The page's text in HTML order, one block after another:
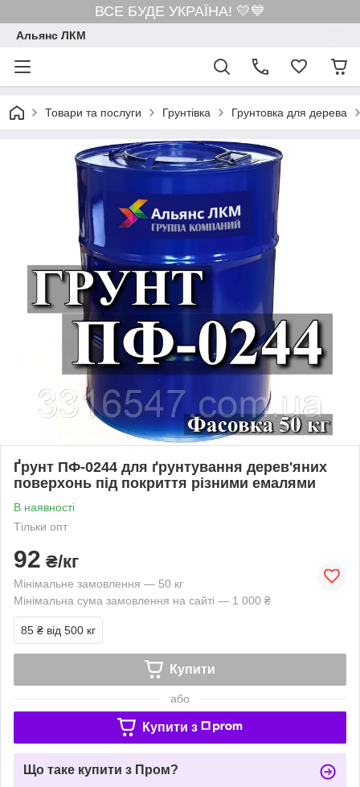
ВСЕ БУДЕ УКРАЇНА! 💛💙
Альянс ЛКМ
Товари та послуги Грунтівка Грунтовка для дерева
Ґрунт ПФ-0244 для ґрунтування дерев'яних
поверхонь під покриття різними емалями
В наявності
Тільки опт
92 ₴/кг
Мінімальне замовлення — 50 кг
Мінімальна сума замовлення на сайті — 1 000 ₴
85 ₴ від 500 кг
Купити
або
Купити з
Що таке купити з Пром?